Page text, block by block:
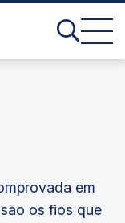
em
os fios que